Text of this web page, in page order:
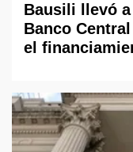
Bausili llevó
Banco
el